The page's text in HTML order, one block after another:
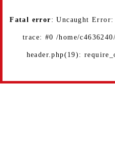
Fatal error : Uncaught
trace: #0 /home/
header.php(19):